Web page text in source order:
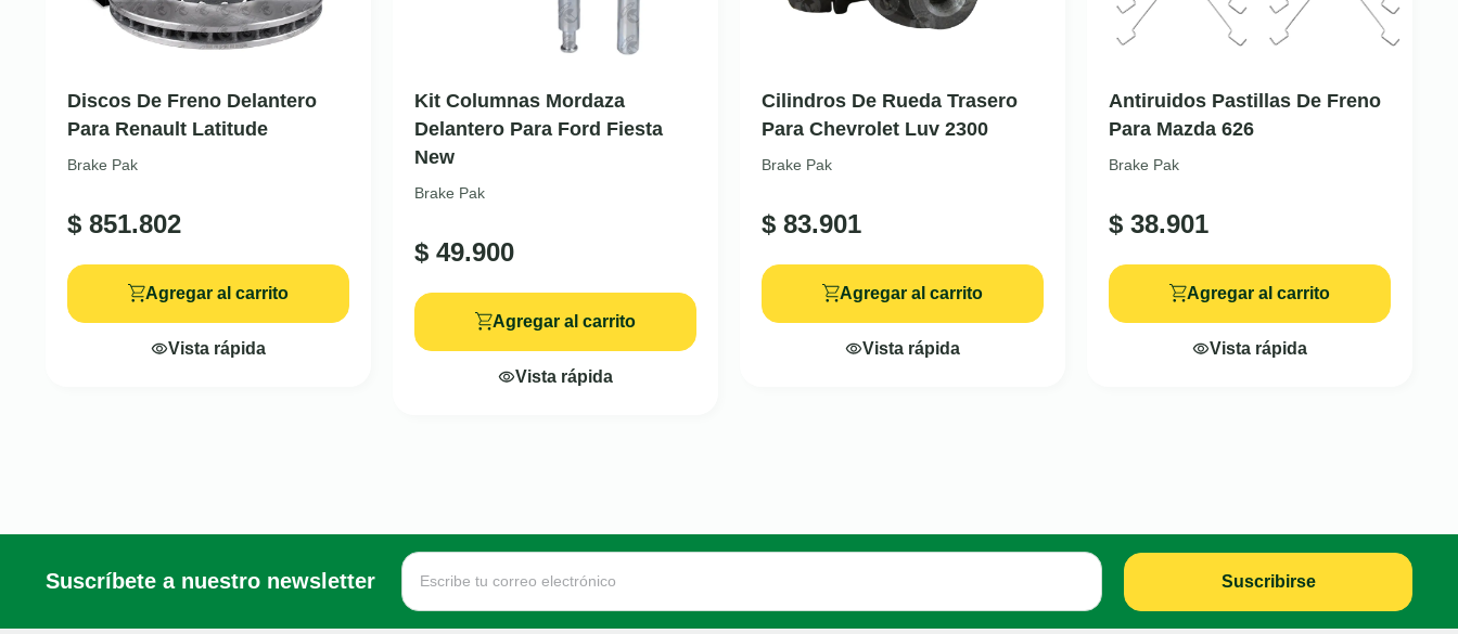
Discos De Freno Delantero
Para Renault Latitude
Brake Pak
$ 851.802
Agregar al carrito
Vista rápida
Kit Columnas Mordaza
Delantero Para Ford Fiesta
New
Brake Pak
$ 49.900
Agregar al carrito
Vista rápida
Cilindros De Rueda Trasero
Para Chevrolet Luv 2300
Brake Pak
$ 83.901
Agregar al carrito
Vista rápida
Antiruidos Pastillas De Freno
Para Mazda 626
Brake Pak
$ 38.901
Agregar al carrito
Vista rápida
Suscríbete a nuestro newsletter Suscribirse